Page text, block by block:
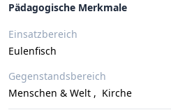
Pädagogische Merkmale
Einsatzbereich
Eulenfisch
Gegenstandsbereich
Menschen & Welt , Kirche